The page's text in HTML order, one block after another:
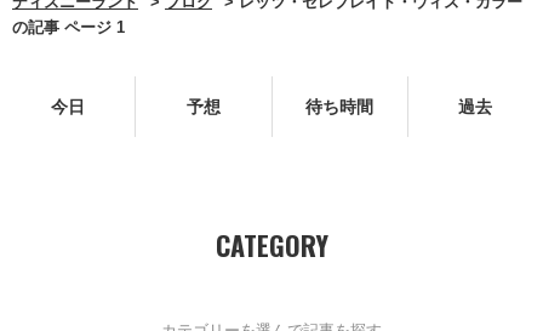
の記事 ページ 1
今日 予想 待ち時間 過去
CATEGORY